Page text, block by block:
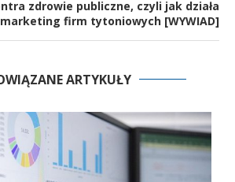
zdrowie publiczne, czyli jak działa
marketing firm tytoniowych [WYWIAD]
ARTYKUŁY